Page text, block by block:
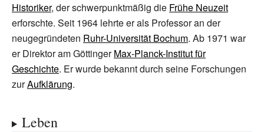
Historiker, der schwerpunktmäßig die Frühe Neuzeit
erforschte. Seit 1964 lehrte er als Professor an der
neugegründeten Ruhr-Universität Bochum. Ab 1971 war
er Direktor am GöttingerMax-Planck-Institut für
Geschichte. Er wurde bekannt durch seine Forschungen
zurAufklärung.
Leben